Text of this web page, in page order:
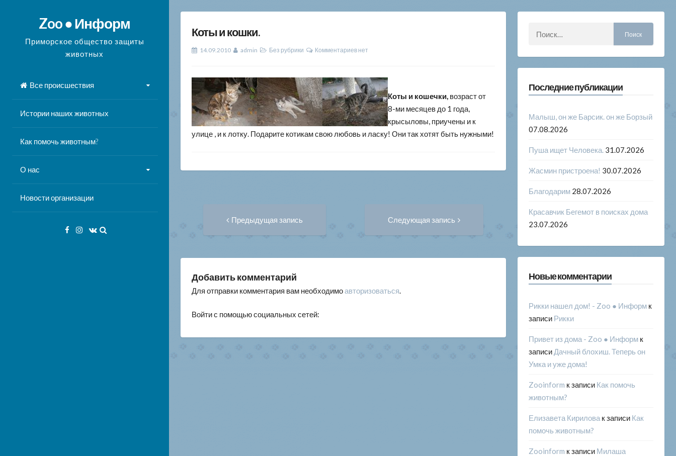
содержимомуZoo ● Информ
Приморское общество защиты
животных
Все происшествия
Истории наших животных
Как помочь животным?
О нас
Новости организации
Facebook
Instagram
VK
Коты и кошки.
14.09.2010 admin Без рубрики Комментариев нет
Коты и кошечки, возраст от
8-ми месяцев до 1 года,
крысыловы, приучены и к
улице , и к лотку. Подарите котикам свою любовь и ласку! Они так хотят быть нужными!
Навигация
по
записям
Предыдущая запись Следующая запись
Добавить комментарий
Для отправки комментария вам необходимоавторизоваться
Войти с помощью социальных сетей:
Последние публикации
Малыш, он же Барсик. он же Борзый
07.08.2026
Пуша ищет Человека. 31.07.2026
Жасмин пристроена! 30.07.2026
Благодарим 28.07.2026
Красавчик Бегемот в поисках дома
23.07.2026
Новые комментарии
Рикки нашел дом! - Zoo ● Информ к
записи Рикки
Привет из дома - Zoo ● Информ к
записи Дачный блохиш. Теперь он
Умка и уже дома!
Zooinform к записи Как помочь
животным?
Елизавета Кирилова к записи Как
помочь животным?
Zooinform к записи Милаша